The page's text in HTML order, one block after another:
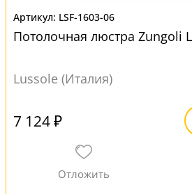
LSF-1603-06
Потолочная люстра Zungoli
Lussole (Италия)
7 124 ₽